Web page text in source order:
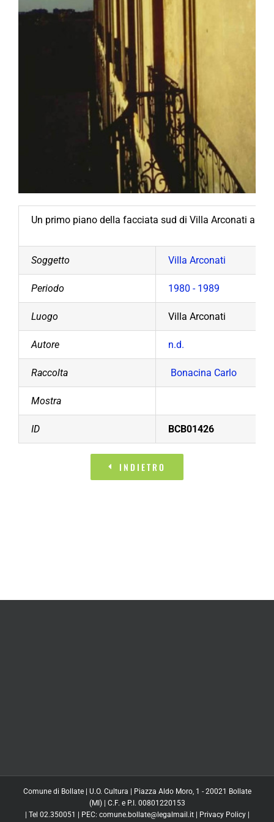
Un primo piano della facciata sud di Villa Arconati al
Soggetto Villa Arconati
Periodo 1980 - 1989
Luogo Villa Arconati
Autore n.d.
Raccolta Bonacina Carlo
Mostra
ID BCB01426
INDIETRO
Comune di Bollate | U.O. Cultura | Piazza Aldo Moro, 1 - 20021 Bollate
(MI) | C.F. e P.I. 00801220153
| Tel 02.350051 | PEC: comune.bollate@legalmail.it | Privacy Policy|